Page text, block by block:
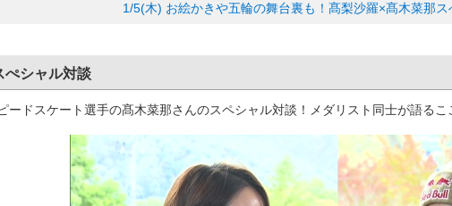
1/5(木) お絵かきや五輪の舞台裏も！髙梨沙羅×髙木菜那
ぺシャル対談
ドスケート選手の髙木菜那さんのスペシャル対談！メダリスト同士が語るこ